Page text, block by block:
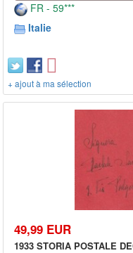
FR - 59***
Italie
+ ajout à ma sélection
49,99 EUR
1933 STORIA POSTALE